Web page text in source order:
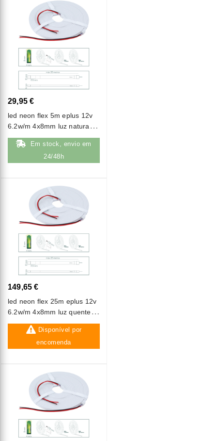
29,95 €
led neon flex 5m eplus 12v
6.2w/m 4x8mm luz natural
(4000k) ip67
Em stock, envio em
24/48h
149,65 €
led neon flex 25m eplus 12v
6.2w/m 4x8mm luz quente
(2700k) ip67
Disponível por
encomenda